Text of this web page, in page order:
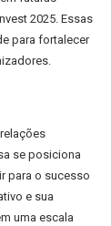
2025. Essas
para fortalecer
se posiciona
para o sucesso
e sua
uma escala